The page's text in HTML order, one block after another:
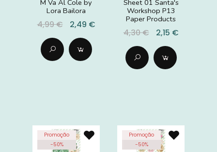
M Va Al Cole by
Lora Bailora
4,99 € 2,49 €
Sheet 01 Santa's
Workshop P13
Paper Products
4,30 € 2,15 €
Promoção
-50%
Promoção
-50%